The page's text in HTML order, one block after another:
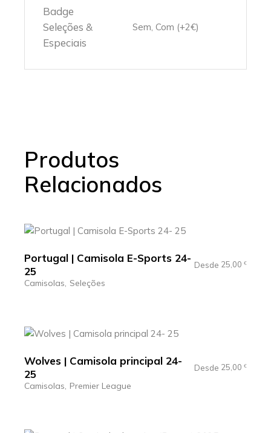
Badge
Seleções &
Especiais
Sem, Com (+2€)
Produtos
Relacionados
Portugal | Camisola E-Sports 24-
25
Desde 25,00 €
Camisolas Seleções
Wolves | Camisola principal 24-
25
Desde 25,00 €
Camisolas Premier League